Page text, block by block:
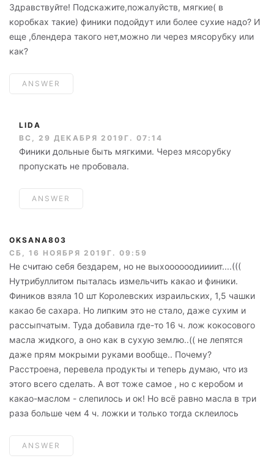
Здравствуйте! Подскажите,пожалуйств, мягкие( в
коробках такие) финики подойдут или более сухие надо? И
еще ,блендера такого нет,можно ли через мясорубку или
как?
ANSWER
LIDA
ВС, 29 ДЕКАБРЯ 2019Г. 07:14
Финики дольные быть мягкими. Через мясорубку
пропускать не пробовала.
ANSWER
OKSANA803
СБ, 16 НОЯБРЯ 2019Г. 09:59
Не считаю себя бездарем, но не выхоооооодиииит....(((
Нутрибуллитом пыталась измельчить какао и финики.
Фиников взяла 10 шт Королевских израильских, 1,5 чашки
какао бе сахара. Но липким это не стало, даже сухим и
рассыпчатым. Туда добавила где-то 16 ч. лож кокосового
масла жидкого, а оно как в сухую землю..(( не лепятся
даже прям мокрыми руками вообще.. Почему?
Расстроена, перевела продукты и теперь думаю, что из
этого всего сделать. А вот тоже самое , но с керобом и
какао-маслом - слепилось и ок! Но всё равно масла в три
раза больше чем 4 ч. ложки и только тогда склеилось
ANSWER